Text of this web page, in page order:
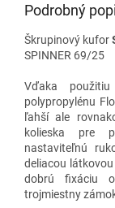
Podrobný
Škrupinový kufor
SPINNER 69/25
Vďaka
polypropylénu
ľahší ale
kolieska pre
nastaviteľnú
deliacou
dobrú fixáciu
trojmiestny